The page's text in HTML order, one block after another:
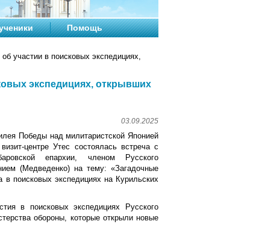
Помощь
участии в поисковых экспедициях,
экспедициях, открывших
03.09.2025
Победы над милитаристской Японией
центре Утес состоялась встреча с
епархии, членом Русского
(Медведенко) на тему: «Загадочные
в поисковых экспедициях на Курильских
в поисковых экспедициях Русского
обороны, которые открыли новые